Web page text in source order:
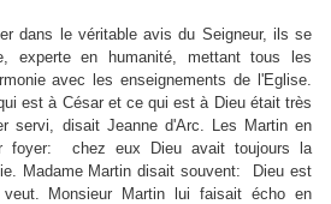
dans le véritable avis du Seigneur, ils se
experte en humanité, mettant tous les
avec les enseignements de l'Eglise.
est à César et ce qui est à Dieu était très
servi, disait Jeanne d'Arc. Les Martin en
foyer: chez eux Dieu avait toujours la
Madame Martin disait souvent: Dieu est
Monsieur Martin lui faisait écho en